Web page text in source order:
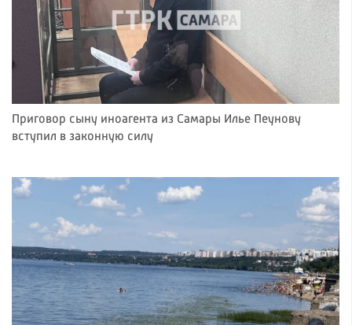
Приговор сыну иноагента из Самары Илье Пеунову
вступил в законную силу